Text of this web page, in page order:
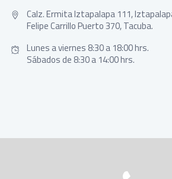
Calz. Ermita Iztapalapa 111,
Felipe Carrillo Puerto 370, Tacuba.
Lunes a viernes 8:30 a 18:00 hrs.
Sábados de 8:30 a 14:00 hrs.